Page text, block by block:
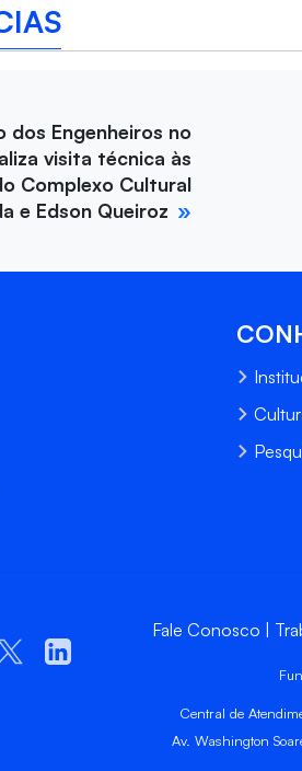
dos Engenheiros no
visita técnica às
Complexo Cultural
e Edson Queiroz
Fale Conosco
Central de
Av. Washington